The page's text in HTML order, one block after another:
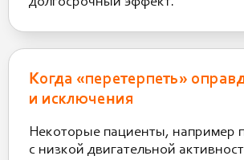
Когда «перетерпеть»
и исключения
Некоторые пациенты, например
с низкой двигательной